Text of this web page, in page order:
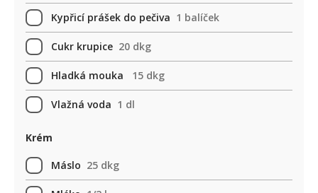
Kypřicí prášek do pečiva 1 balíček
Cukr krupice 20 dkg
Hladká mouka 15 dkg
Vlažná voda 1 dl
Krém
Máslo 25 dkg